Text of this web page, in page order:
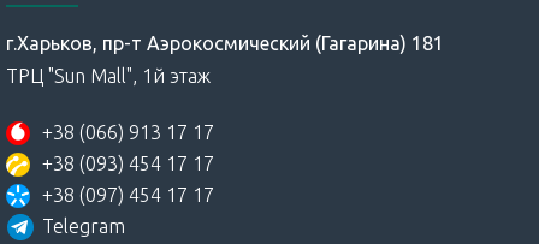
г.Харьков, пр-т Аэрокосмический (Гагарина) 181
ТРЦ "Sun Mall", 1й этаж
+38 (066) 913 17 17
+38 (093) 454 17 17
+38 (097) 454 17 17
Telegram